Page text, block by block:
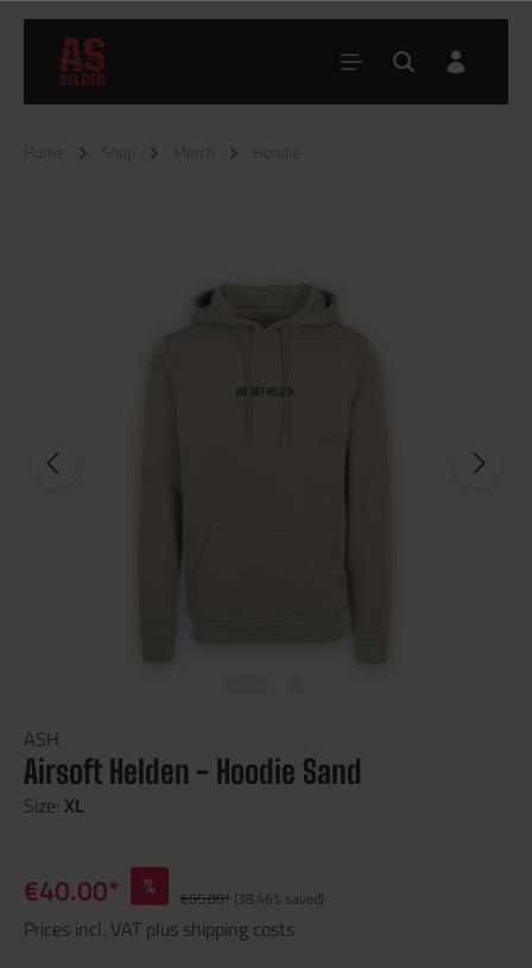
Home Shop Merch Hoodie
ASH
Airsoft Helden - Hoodie Sand
Size: XL
€40.00* % €65.00* (38.46% saved)
Prices incl. VAT plus shipping costs